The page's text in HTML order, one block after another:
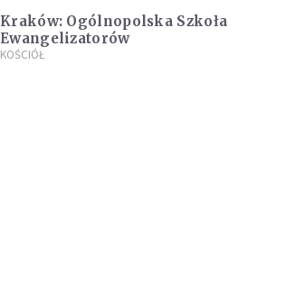
Kraków: Ogólnopolska Szkoła
Ewangelizatorów
KOŚCIÓŁ